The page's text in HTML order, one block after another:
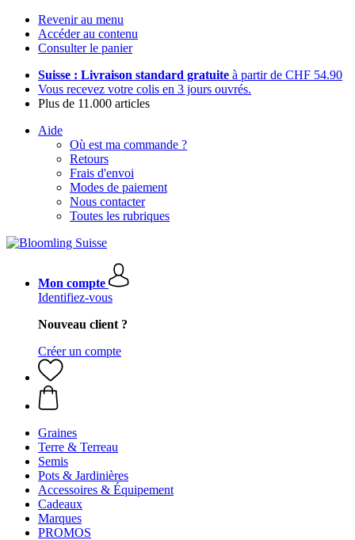
Revenir au menu
Accéder au contenu
Consulter le panier
Suisse : Livraison standard gratuite à partir de CHF 54.90
Vous recevez votre colis en 3 jours ouvrés.
Plus de 11.000 articles
Aide
Où est ma commande ?
Retours
Frais d'envoi
Modes de paiement
Nous contacter
Toutes les rubriques
Mon compte
Identifiez-vous
Nouveau client ?
Créer un compte
Graines
Terre & Terreau
Semis
Pots & Jardinières
Accessoires & Équipement
Cadeaux
Marques
PROMOS